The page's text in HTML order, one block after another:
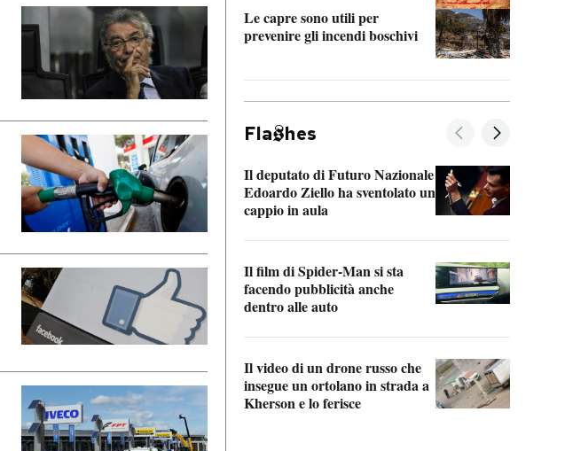
Le capre sono utili per
prevenire gli incendi boschivi
Fla hes
Il deputato di Futuro Nazionale
Edoardo Ziello ha sventolato un
cappio in aula
Il film di Spider-Man si sta
facendo pubblicità anche
dentro alle auto
Il video di un drone russo che
insegue un ortolano in strada a
Kherson e lo ferisce